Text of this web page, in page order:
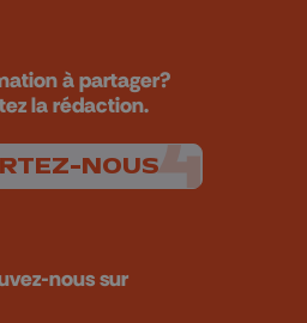
à partager?
la rédaction.
NOUS
nous sur